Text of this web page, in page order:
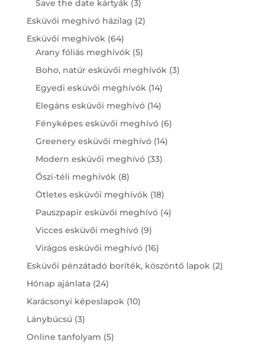
Save the date kártyák 33
products
Esküvői meghívó házilag 22
Esküvői meghívók 6464
products
Arany fóliás meghívók 55
products
Boho, natúr esküvői meghívók 33
Egyedi esküvői meghívók 1414
products
Elegáns esküvői meghívó 1414
products
Fényképes esküvői meghívó 66
Greenery esküvői meghívó 1414
Modern esküvői meghívó 3333
Őszi-téli meghívók 88
products
Ötletes esküvői meghívók 1818
products
Pauszpapír esküvői meghívó 44
Vicces esküvői meghívó 99
products
Virágos esküvői meghívó 1616
products
Esküvői pénzátadó boríték, köszöntő lapok 22
Hónap ajánlata 2424
products
Karácsonyi képeslapok 1010
Lánybúcsú 33
products
Online tanfolyam 55